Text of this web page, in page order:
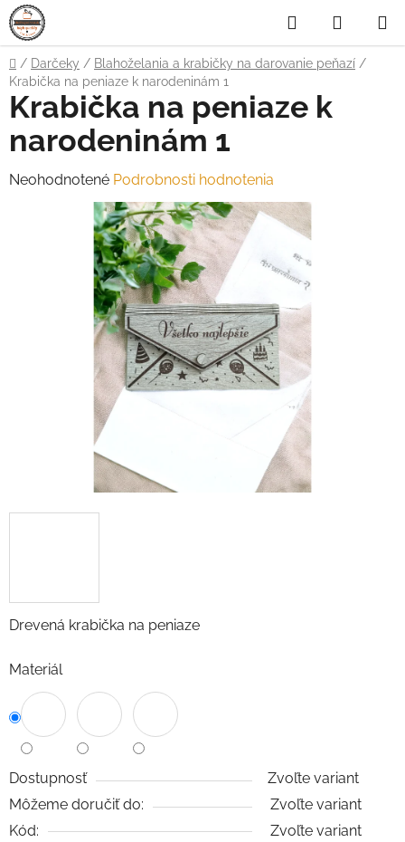
Prejsť
na
obsah
Hľadať
KOŠÍK
Domov
/ Darčeky / Blahoželania a krabičky na darovanie peňazí /
Krabička na peniaze k narodeninám 1
Drevená krabička na peniaze
Materiál
Dostupnosť
Zvoľte variant
Môžeme doručiť do:
Zvoľte variant
Kód:
Zvoľte variant
Krabička na peniaze k
narodeninám 1
Priemerné
Neohodnotené Podrobnosti hodnotenia